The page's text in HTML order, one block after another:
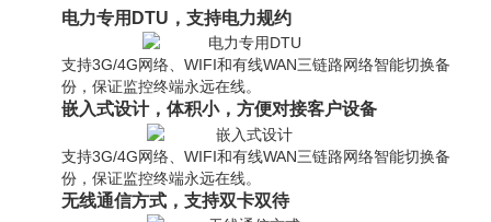
电力专用DTU，支持电力规约
支持3G/4G网络、WIFI和有线WAN三链路网络智能切换备
份，保证监控终端永远在线。
嵌入式设计，体积小，方便对接客户设备
支持3G/4G网络、WIFI和有线WAN三链路网络智能切换备
份，保证监控终端永远在线。
无线通信方式，支持双卡双待